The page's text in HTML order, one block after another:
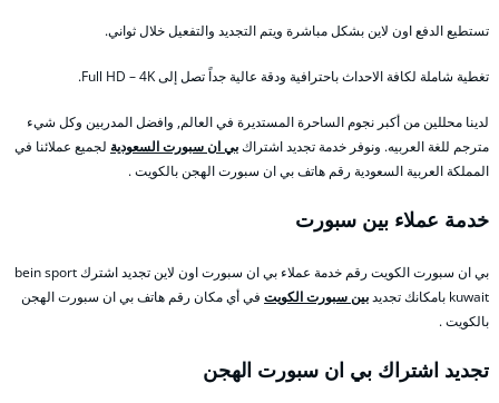
تستطيع الدفع اون لاين بشكل مباشرة ويتم التجديد والتفعيل خلال ثواني.
تغطية شاملة لكافة الاحداث باحترافية ودقة عالية جداً تصل إلى Full HD – 4K.
لدينا محللين من أكبر نجوم الساحرة المستديرة في العالم, وافضل المدربين وكل شيء
مترجم للغة العربيه. ونوفر خدمة تجديد اشتراكبي ان سبورت السعودية لجميع عملائنا في
المملكة العربية السعودية رقم هاتف بي ان سبورت الهجن بالكويت .
خدمة عملاء بين سبورت
بي ان سبورت الكويت رقم خدمة عملاء بي ان سبورت اون لاين تجديد اشترك bein sport
kuwait بامكانك تجديد
بين سبورت الكويت في أي مكان رقم هاتف بي ان سبورت الهجن
بالكويت .
تجديد اشتراك بي ان سبورت الهجن